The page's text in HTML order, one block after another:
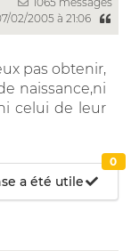
02/2005 à 21:06
pas obtenir,
naissance,ni
celui de leur
a été utile
0